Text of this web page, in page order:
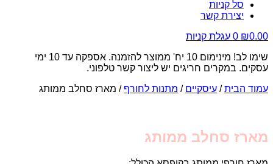
סל קניות
יצירת קשר
₪0.00
0 עגלת קניות
שימו לב! מינימום 10 יח' ממוצר להזמנה. אספקה עד 10 ימי
עסקים. במקרים חריגים יש ליצור קשר טלפוני.
עמוד הבית/ עיסקיים / מתנות לחורף / מארז סחלב ממותג
מארז סחלב ממותג